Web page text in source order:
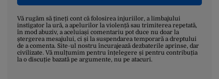
Vă rugăm să țineți cont că folosirea injuriilor, a limbajului
instigator la ură, a apelurilor la violență sau trimiterea repetată,
în mod abuziv, a aceluiași comentariu pot duce nu doar la
ștergerea mesajului, ci și la suspendarea temporară a dreptului
de a comenta. Site-ul nostru încurajează dezbaterile aprinse, dar
civilizate. Vă mulțumim pentru înțelegere și pentru contribuția
la o discuție bazată pe argumente, nu pe atacuri.